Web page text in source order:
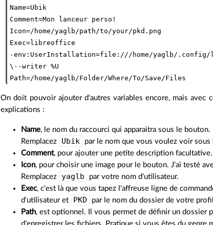
Name=Ubik
Comment=Mon lanceur perso!
Icon=/home/yaglb/path/to/your/pkd.png
Exec=libreoffice
-env:UserInstallation=file:///home/yaglb/.config/
\--writer %U
On doit pouvoir ajouter d'autres variables encore, mais
explications :
Name, le nom du raccourci qui apparaitra sous le bouton.
Remplacez
Ubik
par le nom que vous voulez voir sous
Comment, pour ajouter une petite description facultative.
Icon, pour choisir une image pour le bouton. J'ai testé
Remplacez
yaglb
par votre nom d'utilisateur.
Exec, c'est là que vous tapez l'affreuse ligne de
d'utilisateur et
PKD
par le nom du dossier de votre
Path, est optionnel. Il vous permet de définir un dossier